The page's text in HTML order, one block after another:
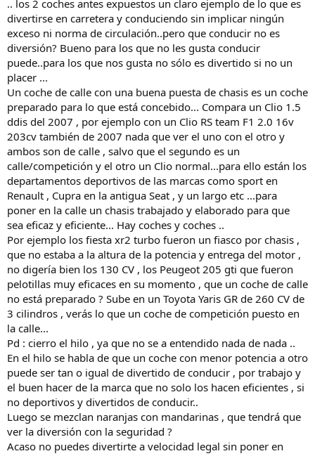
.. los 2 coches antes expuestos un claro ejemplo de lo que es
divertirse en carretera y conduciendo sin implicar ningún
exceso ni norma de circulación..pero que conducir no es
diversión? Bueno para los que no les gusta conducir
puede..para los que nos gusta no sólo es divertido si no un
placer ...
Un coche de calle con una buena puesta de chasis es un coche
preparado para lo que está concebido... Compara un Clio 1.5
ddis del 2007 , por ejemplo con un Clio RS team F1 2.0 16v
203cv también de 2007 nada que ver el uno con el otro y
ambos son de calle , salvo que el segundo es un
calle/competición y el otro un Clio normal...para ello están los
departamentos deportivos de las marcas como sport en
Renault , Cupra en la antigua Seat , y un largo etc ...para
poner en la calle un chasis trabajado y elaborado para que
sea eficaz y eficiente... Hay coches y coches ..
Por ejemplo los fiesta xr2 turbo fueron un fiasco por chasis ,
que no estaba a la altura de la potencia y entrega del motor ,
no digería bien los 130 CV , los Peugeot 205 gti que fueron
pelotillas muy eficaces en su momento , que un coche de calle
no está preparado ? Sube en un Toyota Yaris GR de 260 CV de
3 cilindros , verás lo que un coche de competición puesto en
la calle...
Pd : cierro el hilo , ya que no se a entendido nada de nada ..
En el hilo se habla de que un coche con menor potencia a otro
puede ser tan o igual de divertido de conducir , por trabajo y
el buen hacer de la marca que no solo los hacen eficientes , si
no deportivos y divertidos de conducir..
Luego se mezclan naranjas con mandarinas , que tendrá que
ver la diversión con la seguridad ?
Acaso no puedes divertirte a velocidad legal sin poner en